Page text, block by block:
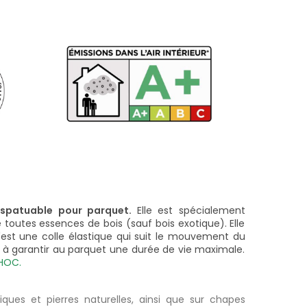
pour parquet. Elle est spécialement
essences de bois (sauf bois exotique). Elle
une colle élastique qui suit le mouvement du
garantir au parquet une durée de vie maximale.
et pierres naturelles, ainsi que sur chapes